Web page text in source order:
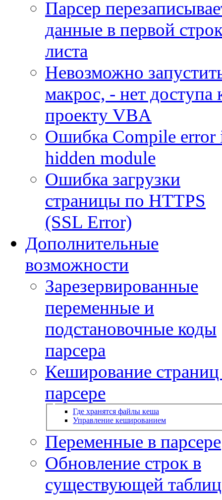
Парсер
данные в первой
листа
Невозможно
макрос, - нет доступа
проекту VBA
Ошибка Compile error
hidden module
Ошибка загрузки
страницы по HTTPS
(SSL Error)
Дополнительные
возможности
Зарезервированные
переменные и
подстановочные коды
парсера
Кеширование страниц
парсере
Где хранятся файлы кеша
Управление кешированием
Переменные в парсере
Обновление строк в
существующей